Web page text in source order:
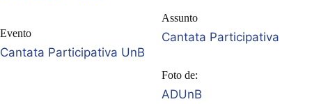
Evento
Cantata Participativa UnB
Assunto
Cantata Participativa
Foto de:
ADUnB